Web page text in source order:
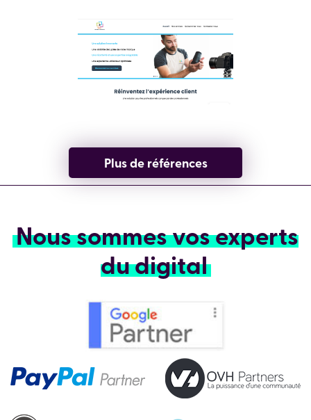
Plus de références
Nous sommes vos experts
du digital